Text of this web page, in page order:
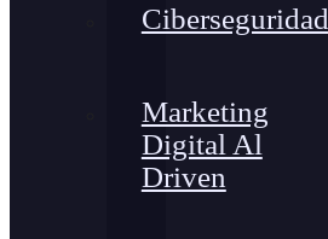
Ciberseguridad
Marketing
Digital Al
Driven